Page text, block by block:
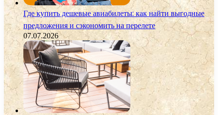
Где купить дешевые авиабилеты: как найти выгодные
предложения и сэкономить на перелете
07.07.2026